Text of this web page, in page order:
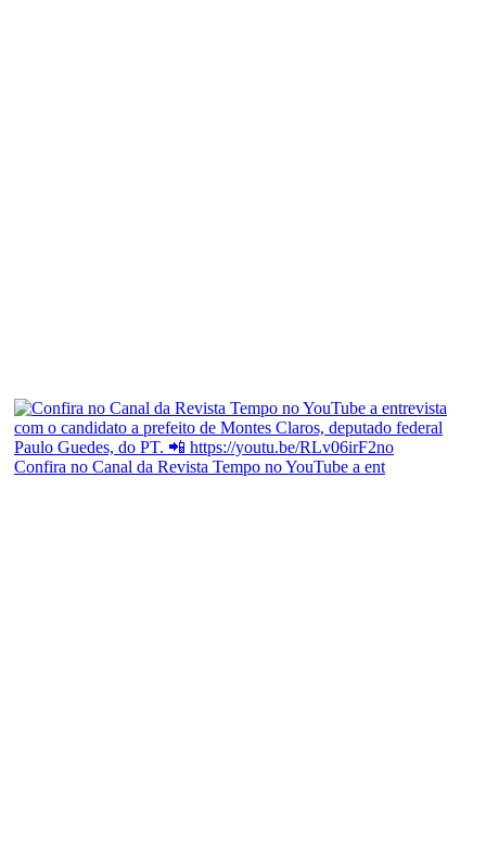
Confira no Canal da Revista Tempo no YouTube a ent